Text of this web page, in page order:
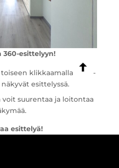
360-esittelyyn!
klikkaamalla
-
esittelyssä.
voit suurentaa ja loitontaa
esittelyä!